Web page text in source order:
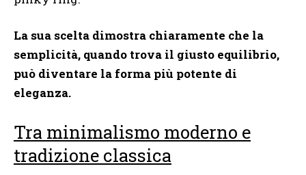
La sua scelta dimostra chiaramente che la
semplicità, quando trova il giusto equilibrio,
può diventare la forma più potente di
eleganza.
Tra minimalismo moderno e
tradizione classica